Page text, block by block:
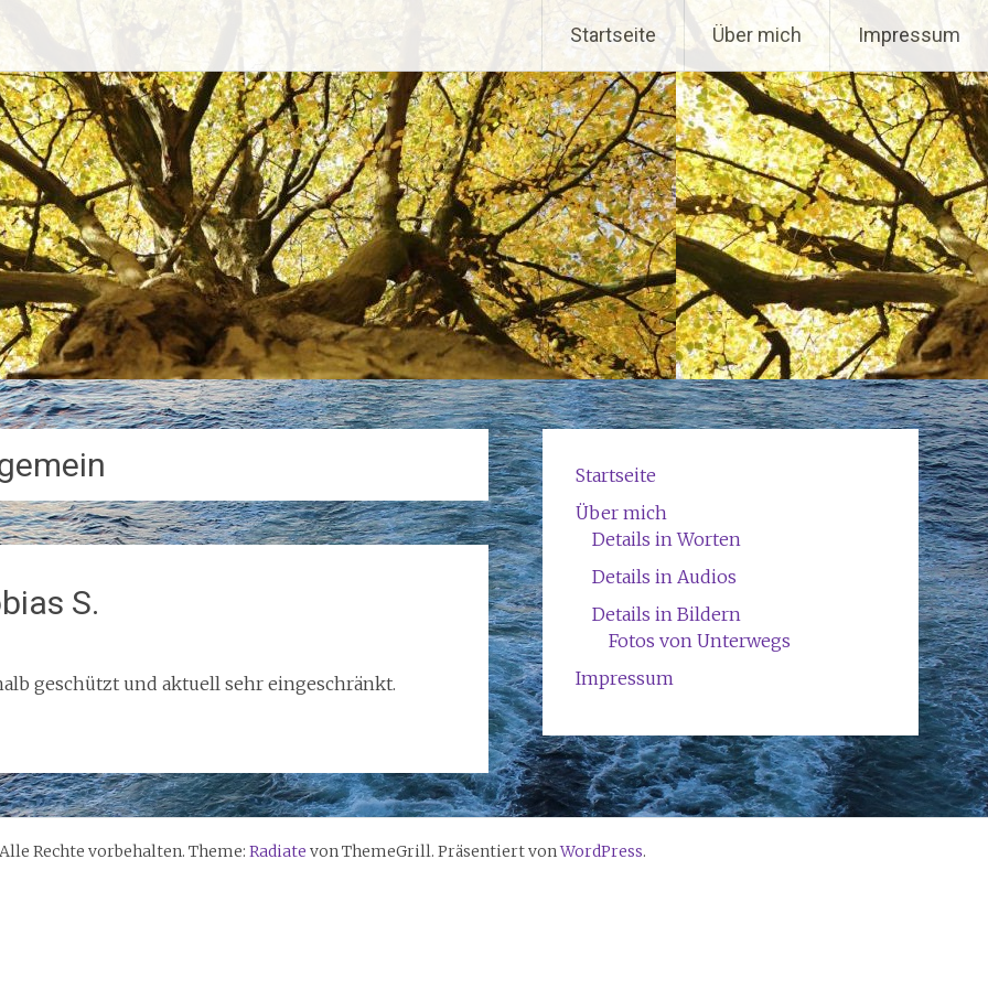
Startseite Über mich Impressum
S.
geschützt und aktuell sehr eingeschränkt.
Startseite
Über mich
Details in Worten
Details in Audios
Details in Bildern
Fotos von Unterwegs
Impressum
Rechte vorbehalten. Theme: Radiate von ThemeGrill. Präsentiert vonWordPress.